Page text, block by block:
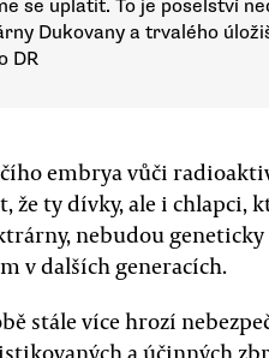
se uplatit. To je poselství
Dukovany a trvalého
DR
embrya vůči
že ty dívky, ale i chlapci,
nebudou geneticky
v dalších generacích.
stále více hrozí
a účinných